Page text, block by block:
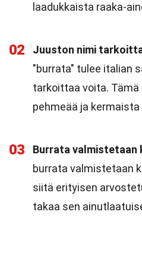
laadukkaista raaka-
02 Juuston nimi
"burrata" tulee italian
tarkoittaa voita. Tämä
pehmeää ja
03 Burrata valmistetaan
burrata valmistetaan
siitä erityisen
takaa sen